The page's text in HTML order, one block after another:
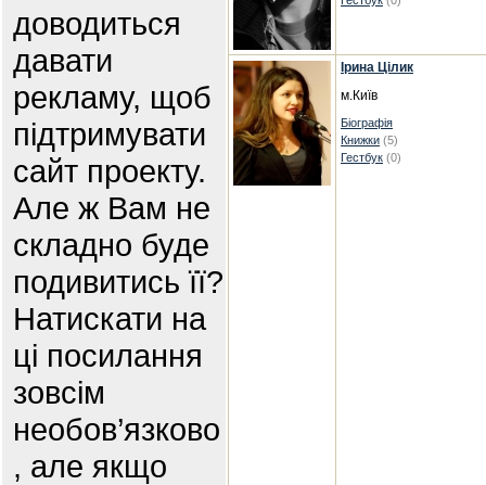
доводиться
давати
рекламу, щоб
підтримувати
сайт проекту.
Але ж Вам не
складно буде
подивитись її?
Натискати на
ці посилання
зовсім
необов’язково
, але якщо
Ірина Цілик
м.Київ
Біографія
Книжки (5)
Гестбук (0)